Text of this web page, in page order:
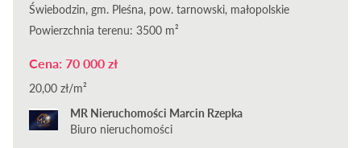
Świebodzin, gm. Pleśna, pow. tarnowski, małopolskie
Powierzchnia terenu: 3500 m²
Cena: 70 000 zł
20,00 zł/m²
MR Nieruchomości Marcin Rzepka
Biuro nieruchomości